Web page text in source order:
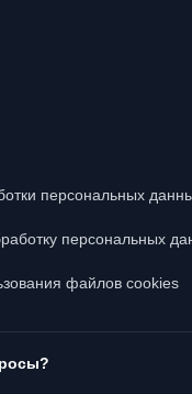
персональных
персональных
файлов cookies